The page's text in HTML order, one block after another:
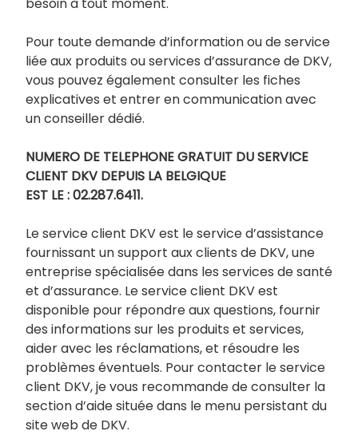
Pour toute demande d’information ou de service
liée aux produits ou services d’assurance de DKV,
vous pouvez également consulter les fiches
explicatives et entrer en communication avec
un conseiller dédié.
NUMERO DE TELEPHONE GRATUIT DU SERVICE
CLIENT DKV DEPUIS LA BELGIQUE
EST LE : 02.287.6411.
Le service client DKV est le service d’assistance
fournissant un support aux clients de DKV, une
entreprise spécialisée dans les services de santé
et d’assurance. Le service client DKV est
disponible pour répondre aux questions, fournir
des informations sur les produits et services,
aider avec les réclamations, et résoudre les
problèmes éventuels. Pour contacter le service
client DKV, je vous recommande de consulter la
section d’aide située dans le menu persistant du
site web de DKV.